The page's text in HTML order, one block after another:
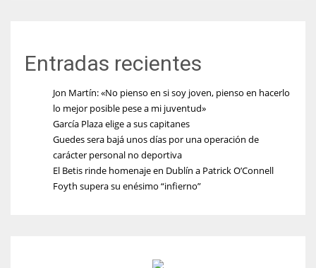
Entradas recientes
Jon Martín: «No pienso en si soy joven, pienso en hacerlo
lo mejor posible pese a mi juventud»
García Plaza elige a sus capitanes
Guedes sera bajá unos días por una operación de
carácter personal no deportiva
El Betis rinde homenaje en Dublín a Patrick O’Connell
Foyth supera su enésimo “infierno”